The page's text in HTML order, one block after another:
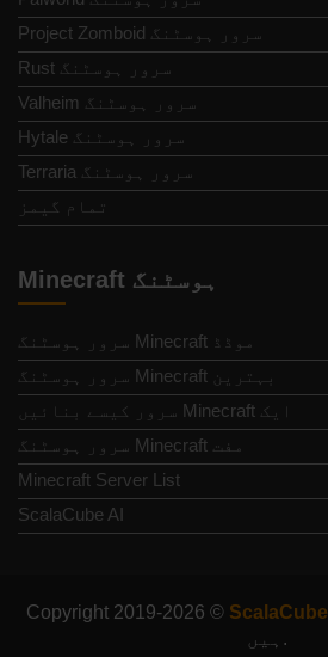
Project Zomboid سرور ہوسٹنگ
Rust سرور ہوسٹنگ
Valheim سرور ہوسٹنگ
Hytale سرور ہوسٹنگ
Terraria سرور ہوسٹنگ
تمام گیمز
Minecraft ہوسٹنگ
موڈڈ Minecraft سرور ہوسٹنگ
ایک Minecraft سرور کیسے بنائیں
مفت Minecraft سرور ہوسٹنگ
Minecraft Server List
ScalaCube AI
Copyright 2019-2026 © ScalaCube
ہیں.